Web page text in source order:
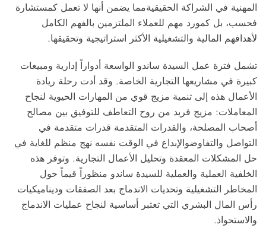
المهنية في الشراكة الحقيقيةمما يضمن أنها لا تعمل كمستشارة
فحسب، بل كمورد مهم للعملاء الملتزمين بالفهم الكامل
لأهدافهم المالية والتشغيلية الأكثر استراتيجية وتحقيقها.
تشمل فترة عمل السيدة ساندو الواسعة أدواراً إدارية ومبيعات
كبيرة في مشاريعها التجارية الخاصة. وقد أدت رحلة ريادة
الأعمال هذه إلى تنمية مزيج قوي من المهارات الحيوية لنجاح
المعاملات: مزيج فريد من روح التعاطف للتوفيق بين مصالح
أصحاب المصلحة، والقدرات المتقدمة قدرات متقدمة في
التواصل والتفاوضوالإبداع في الوقت نفسه نهج منظم للغاية في
حل المشكلات المعقدة وتحليل الأعمال التجارية. وتوفر هذه
الخلفية العملية والعملية للسيدة ساندو منظوراً قيماً حول
المخاطر التشغيلية وتحديات الاندماج بعد الصفقات وديناميكيات
رأس المال البشري التي تعتبر أساسية لنجاح عمليات الاندماج
والاستحواذ.